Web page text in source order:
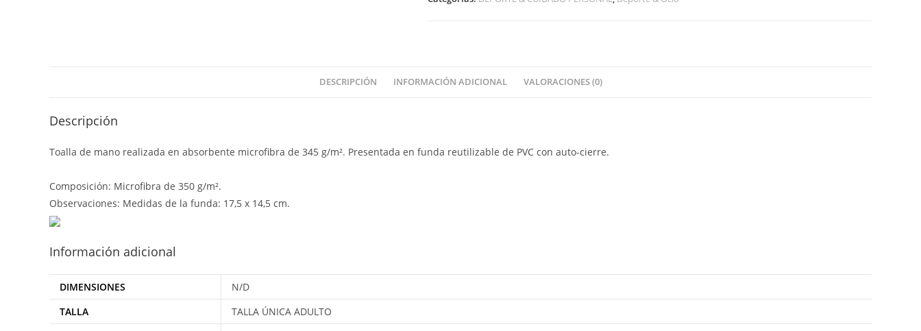
DESCRIPCIÓN INFORMACIÓN ADICIONAL VALORACIONES (0)
Descripción
Toalla de mano realizada en absorbente microfibra de 345 g/m². Presentada en funda reutilizable de PVC con auto-cierre.
Composición: Microfibra de 350 g/m².
Observaciones: Medidas de la funda: 17,5 x 14,5 cm.
Información adicional
DIMENSIONES
N/D
TALLA
TALLA ÚNICA ADULTO